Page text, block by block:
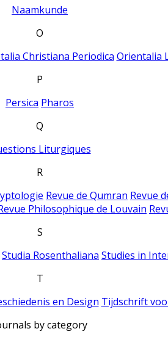
Naamkunde
O
Christiana Periodica Orientalia
P
Persica Pharos
Q
Liturgiques
R
Revue de Qumran Revue
Philosophique de Louvain
S
Studia Rosenthaliana Studies in
T
en Design Tijdschrift
by category